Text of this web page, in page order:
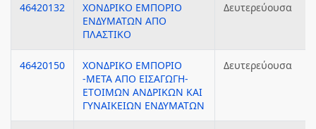
46420132
ΧΟΝΔΡΙΚΟ ΕΜΠΟΡΙΟ
ΕΝΔΥΜΑΤΩΝ ΑΠΟ
ΠΛΑΣΤΙΚΟ
Δευτερεύουσα
46420150
ΧΟΝΔΡΙΚΟ ΕΜΠΟΡΙΟ
-ΜΕΤΑ ΑΠΟ ΕΙΣΑΓΩΓΗ-
ΕΤΟΙΜΩΝ ΑΝΔΡΙΚΩΝ ΚΑΙ
ΓΥΝΑΙΚΕΙΩΝ ΕΝΔΥΜΑΤΩΝ
Δευτερεύουσα